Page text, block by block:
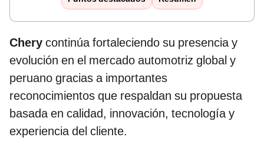
Chery continúa fortaleciendo su presencia y
evolución en el mercado automotriz global y
peruano gracias a importantes
reconocimientos que respaldan su propuesta
basada en calidad, innovación, tecnología y
experiencia del cliente.